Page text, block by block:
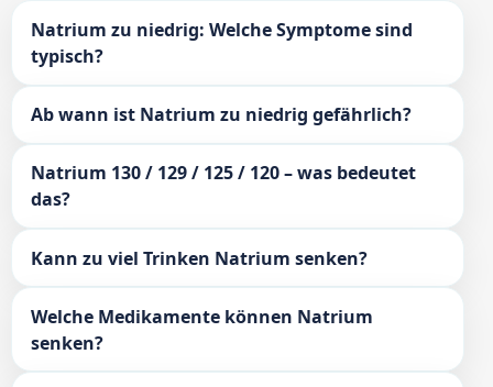
Natrium zu niedrig: Welche Symptome sind
typisch?
Ab wann ist Natrium zu niedrig gefährlich?
Natrium 130 / 129 / 125 / 120 – was bedeutet
das?
Kann zu viel Trinken Natrium senken?
Welche Medikamente können Natrium
senken?